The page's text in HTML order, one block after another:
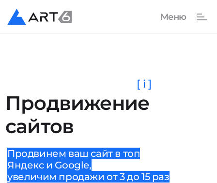
Продвижение
сайтов
[ i ]
Продвинем ваш сайт в топ
Яндекс и Google,
увеличим продажи от 3 до 15 раз